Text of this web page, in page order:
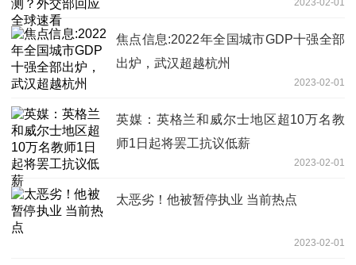
焦点信息:2022年全国城市GDP十强全部
出炉，武汉超越杭州
2023-02-01
英媒：英格兰和威尔士地区超10万名教
师1日起将罢工抗议低薪
2023-02-01
太恶劣！他被暂停执业 当前热点
2023-02-01